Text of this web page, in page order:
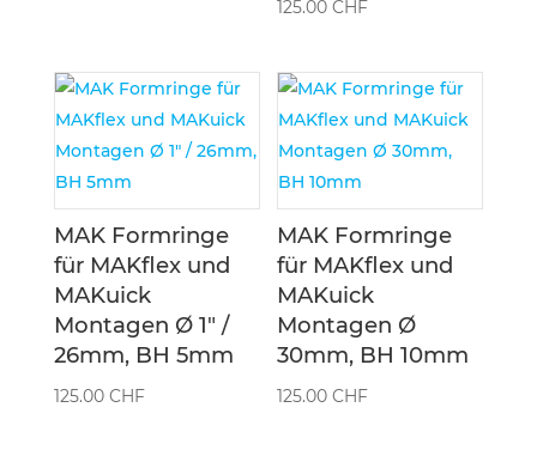
125.00CHF
MAK Formringe
für MAKflex und
MAKuick
Montagen Ø 1″ /
26mm, BH 5mm
125.00 CHF
MAK Formringe
für MAKflex und
MAKuick
Montagen Ø
30mm, BH 10mm
125.00CHF